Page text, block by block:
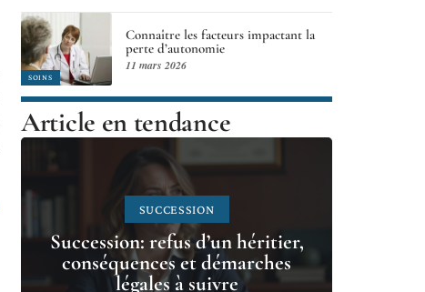
SOINS
Connaître les facteurs impactant la
perte d’autonomie
11 mars 2026
Article en tendance
SUCCESSION
Succession: refus d’un héritier,
conséquences et démarches
légales à suivre